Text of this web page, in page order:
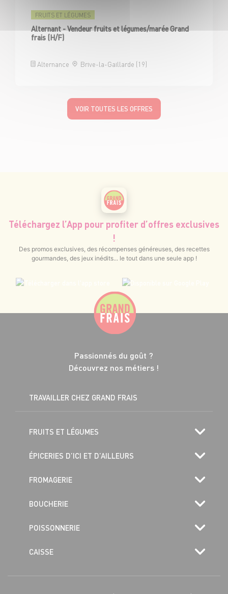
FRUITS ET LÉGUMES
Alternant - Vendeur fruits et légumes/marée Grand
frais (H/F)
Alternance Brive-la-Gaillarde (19)
VOIR TOUTES LES OFFRES
Téléchargez l’App pour profiter d’offres exclusives
!
Des promos exclusives, des récompenses généreuses, des recettes
gourmandes, des jeux inédits... le tout dans une seule app !
Passionnés du goût ?
Découvrez nos métiers !
TRAVAILLER CHEZ GRAND FRAIS
FRUITS ET LÉGUMES
ÉPICERIES D’ICI ET D’AILLEURS
FROMAGERIE
BOUCHERIE
POISSONNERIE
CAISSE